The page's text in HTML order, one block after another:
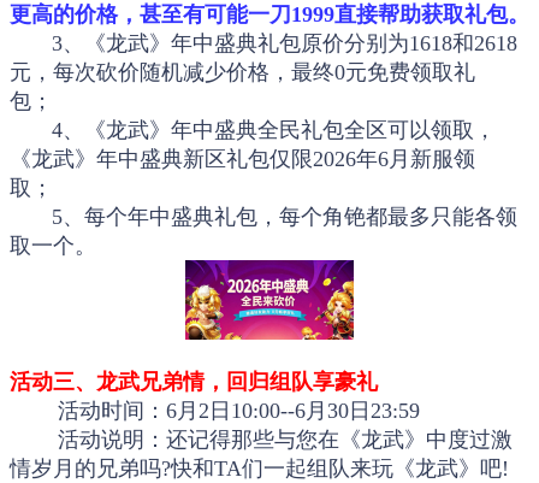
更高的价格，甚至有可能一刀1999直接帮助获取礼包。
3、《龙武》年中盛典礼包原价分别为1618和2618
元，每次砍价随机减少价格，最终0元免费领取礼
包；
4、《龙武》年中盛典全民礼包全区可以领取，
《龙武》年中盛典新区礼包仅限2026年6月新服领
取；
5、每个年中盛典礼包，每个角铯都最多只能各领
取一个。
活动三、龙武兄弟情，回归组队享豪礼
活动时间：6月2日10:00--6月30日23:59
活动说明：还记得那些与您在《龙武》中度过激
情岁月的兄弟吗?快和TA们一起组队来玩《龙武》吧!